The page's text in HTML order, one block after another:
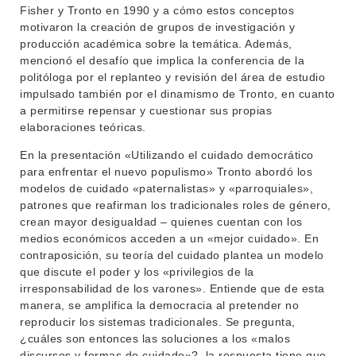
NOTICIAS
CONTACTO
Fisher y Tronto en 1990 y a cómo estos conceptos
motivaron la creación de grupos de investigación y
producción académica sobre la temática. Además,
mencionó el desafío que implica la conferencia de la
politóloga por el replanteo y revisión del área de estudio
impulsado también por el dinamismo de Tronto, en cuanto
a permitirse repensar y cuestionar sus propias
elaboraciones teóricas.
En la presentación «Utilizando el cuidado democrático
para enfrentar el nuevo populismo» Tronto abordó los
modelos de cuidado «paternalistas» y «parroquiales»,
patrones que reafirman los tradicionales roles de género,
crean mayor desigualdad – quienes cuentan con los
medios económicos acceden a un «mejor cuidado». En
contraposición, su teoría del cuidado plantea un modelo
que discute el poder y los «privilegios de la
irresponsabilidad de los varones». Entiende que de esta
manera, se amplifica la democracia al pretender no
reproducir los sistemas tradicionales. Se pregunta,
¿cuáles son entonces las soluciones a los «malos